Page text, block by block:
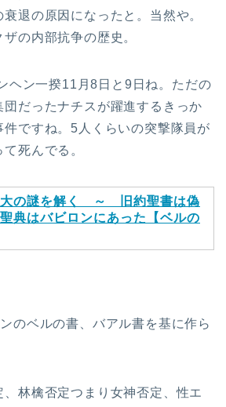
退の原因になったと。当然や。
の内部抗争の歴史。
ヘン一揆11月8日と9日ね。ただの
だったナチスが躍進するきっか
件ですね。5人くらいの突撃隊員が
死んでる。
大の謎を解く ～ 旧約聖書は偽
典はバビロンにあった【ベルの
のベルの書、バアル書を基に作ら
林檎否定つまり女神否定、性エ